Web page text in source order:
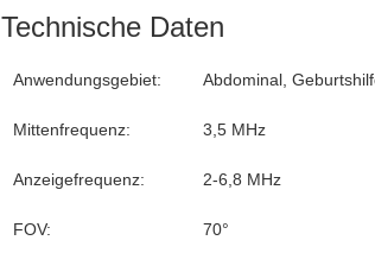
Technische Daten
Anwendungsgebiet: Abdominal,
Mittenfrequenz: 3,5 MHz
Anzeigefrequenz: 2-6,8 MHz
FOV: 70°